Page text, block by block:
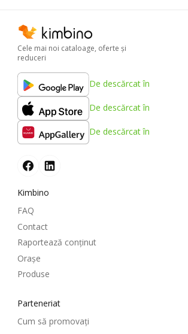
Cele mai noi cataloage, oferte şi
reduceri
De descărcat în
De descărcat în
De descărcat în
Kimbino
FAQ
Contact
Raportează conținut
Oraşe
Produse
Parteneriat
Cum să promovați